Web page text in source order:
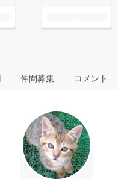
仲間募集 コメント